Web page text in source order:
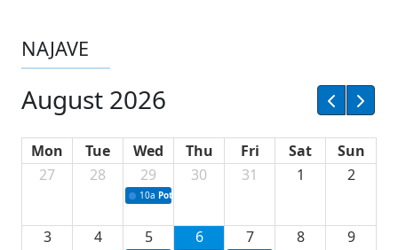
NAJAVE
August 2026
Mon Tue Wed Thu Fri Sat
Sun
27
28 29
10a Potpisivanje ugovora sa neprofitnim
30 31 1 2
3 4 5 6 7 8 9